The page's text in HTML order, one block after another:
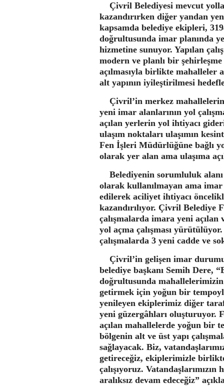
Çivril Belediyesi mevcut
kazandırırken diğer yandan
kapsamda belediye ekipleri,
doğrultusunda imar planında
hizmetine sunuyor. Yapılan
modern ve planlı bir
açılmasıyla birlikte mahalleler
alt yapının iyileştirilmesi
Çivril’in merkez
yeni imar alanlarının yol
açılan yerlerin yol ihtiyacı
ulaşım noktaları ulaşımın
Fen İşleri Müdürlüğüne bağlı
olarak yer alan ama ulaşıma
Belediyenin sorumluluk
olarak kullanılmayan ama
edilerek aciliyet ihtiyacı
kazandırılıyor. Çivril Belediye
çalışmalarda imara yeni
yol açma çalışması
çalışmalarda 3 yeni cadde ve
Çivril’in gelişen imar
belediye başkanı Semih Dere,
doğrultusunda mahallelerimizin
getirmek için yoğun bir
yenileyen ekiplerimiz diğer
yeni güzergâhları
açılan mahallelerde yoğun bir
bölgenin alt ve üst yapı
sağlayacak. Biz,
getireceğiz, ekiplerimizle
çalışıyoruz. Vatandaşlarımızın
aralıksız devam edeceğiz”